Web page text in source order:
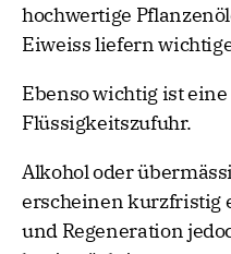
hochwertige
Eiweiss liefern
Ebenso wichtig ist
Flüssigkeitszufuhr.
Alkohol oder
erscheinen kurzfristig
und Regeneration